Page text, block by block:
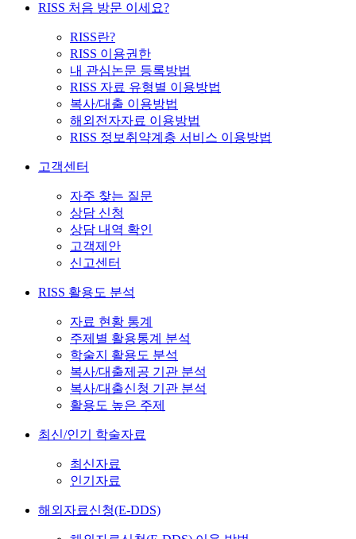
RISS 처음 방문 이세요?
RISS란?
RISS 이용권한
내 관심논문 등록방법
RISS 자료 유형별 이용방법
복사/대출 이용방법
해외전자자료 이용방법
RISS 정보취약계층 서비스 이용방법
고객센터
자주 찾는 질문
상담 신청
상담 내역 확인
고객제안
신고센터
RISS 활용도 분석
자료 현황 통계
주제별 활용통계 분석
학술지 활용도 분석
복사/대출제공 기관 분석
복사/대출신청 기관 분석
활용도 높은 주제
최신/인기 학술자료
최신자료
인기자료
해외자료신청(E-DDS)